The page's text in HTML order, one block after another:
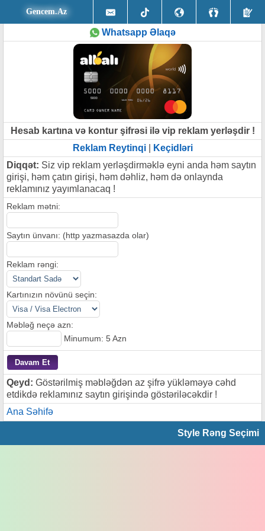
Gencem.Az
Whatsapp Əlaqə
Hesab kartına və kontur şifrəsi ilə vip reklam yerləşdir !
Reklam Reytinqi|
Keçidləri
Diqqət: Siz vip reklam yerləşdirməklə eyni anda həm saytın
girişi, həm çatın girişi, həm dəhliz, həm də onlaynda
reklamınız yayımlanacaq !
Reklam mətni:
Saytın ünvanı: (http yazmasazda olar)
Reklam rəngi:
Kartınızın növünü seçin:
Məbləğ neçə azn:
Minumum: 5 Azn
Qeyd: Göstərilmiş məbləğdən az şifrə yükləməyə cəhd
etdikdə reklamınız saytın girişində göstəriləcəkdir !
Ana Səhifə
Style Rəng Seçimi